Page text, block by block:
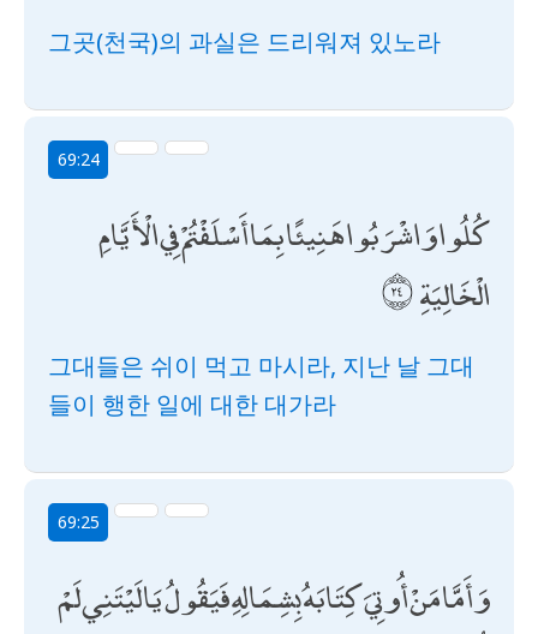
그곳(천국)의 과실은 드리워져 있노라
69:24
كُلُوا وَاشْرَبُوا هَنِيئًا بِمَا أَسْلَفْتُمْ فِي الْأَيَّامِ
الْخَالِيَةِ
그대들은 쉬이 먹고 마시라, 지난 날 그대
들이 행한 일에 대한 대가라
69:25
وَأَمَّا مَنْ أُوتِيَ كِتَابَهُ بِشِمَالِهِ فَيَقُولُ يَا لَيْتَنِي لَمْ